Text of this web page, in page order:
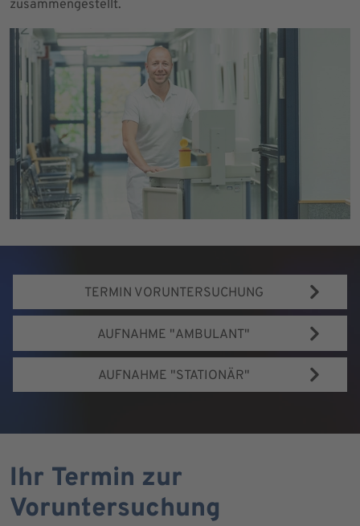
zusammengestellt.
TERMIN VORUNTERSUCHUNG
AUFNAHME "AMBULANT"
AUFNAHME "STATIONÄR"
Ihr Termin zur
Voruntersuchung